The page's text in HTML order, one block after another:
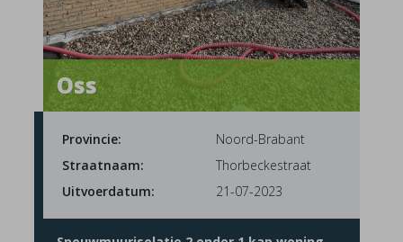
Oss
Provincie:
Noord-Brabant
Straatnaam:
Thorbeckestraat
Uitvoerdatum:
21-07-2023